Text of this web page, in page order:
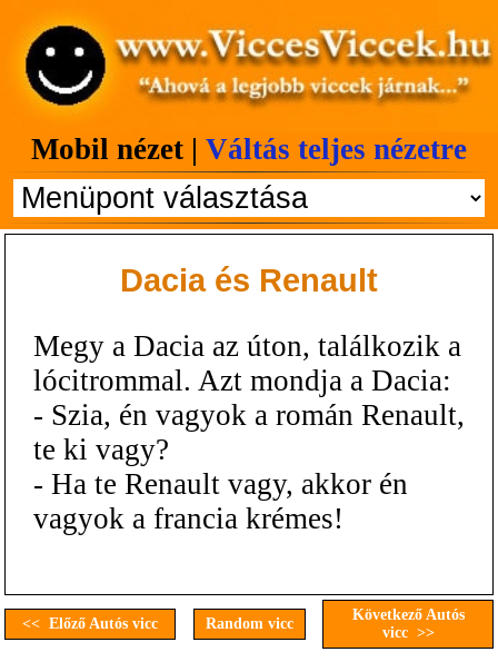
Mobil nézet | Váltás teljes nézetre
Dacia és Renault
Megy a Dacia az úton, találkozik a
lócitrommal. Azt mondja a Dacia:
- Szia, én vagyok a román Renault,
te ki vagy?
- Ha te Renault vagy, akkor én
vagyok a francia krémes!
<< Előző Autós vicc Random vicc
Következő Autós
vicc >>